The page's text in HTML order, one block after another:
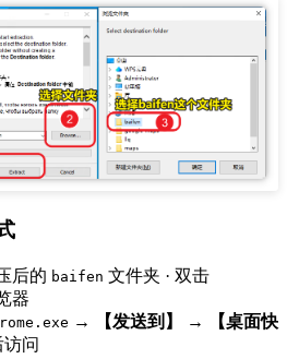
后的 baifen 文件夹 · 双击
器
→ 【发送到】 →
【桌面快
访问